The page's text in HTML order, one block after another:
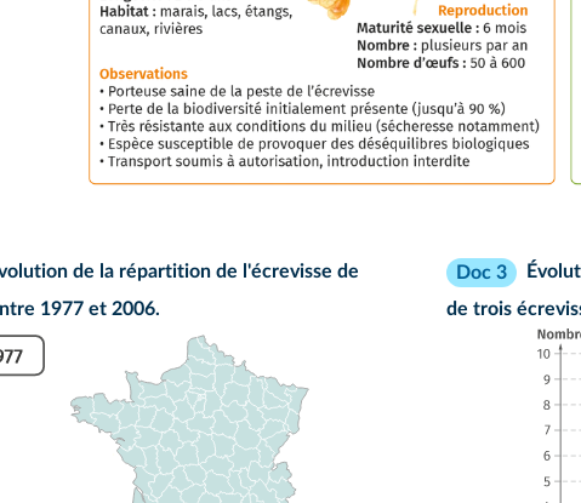
de la répartition de l'écrevisse de
1977 et 2006.
Doc 3
de trois